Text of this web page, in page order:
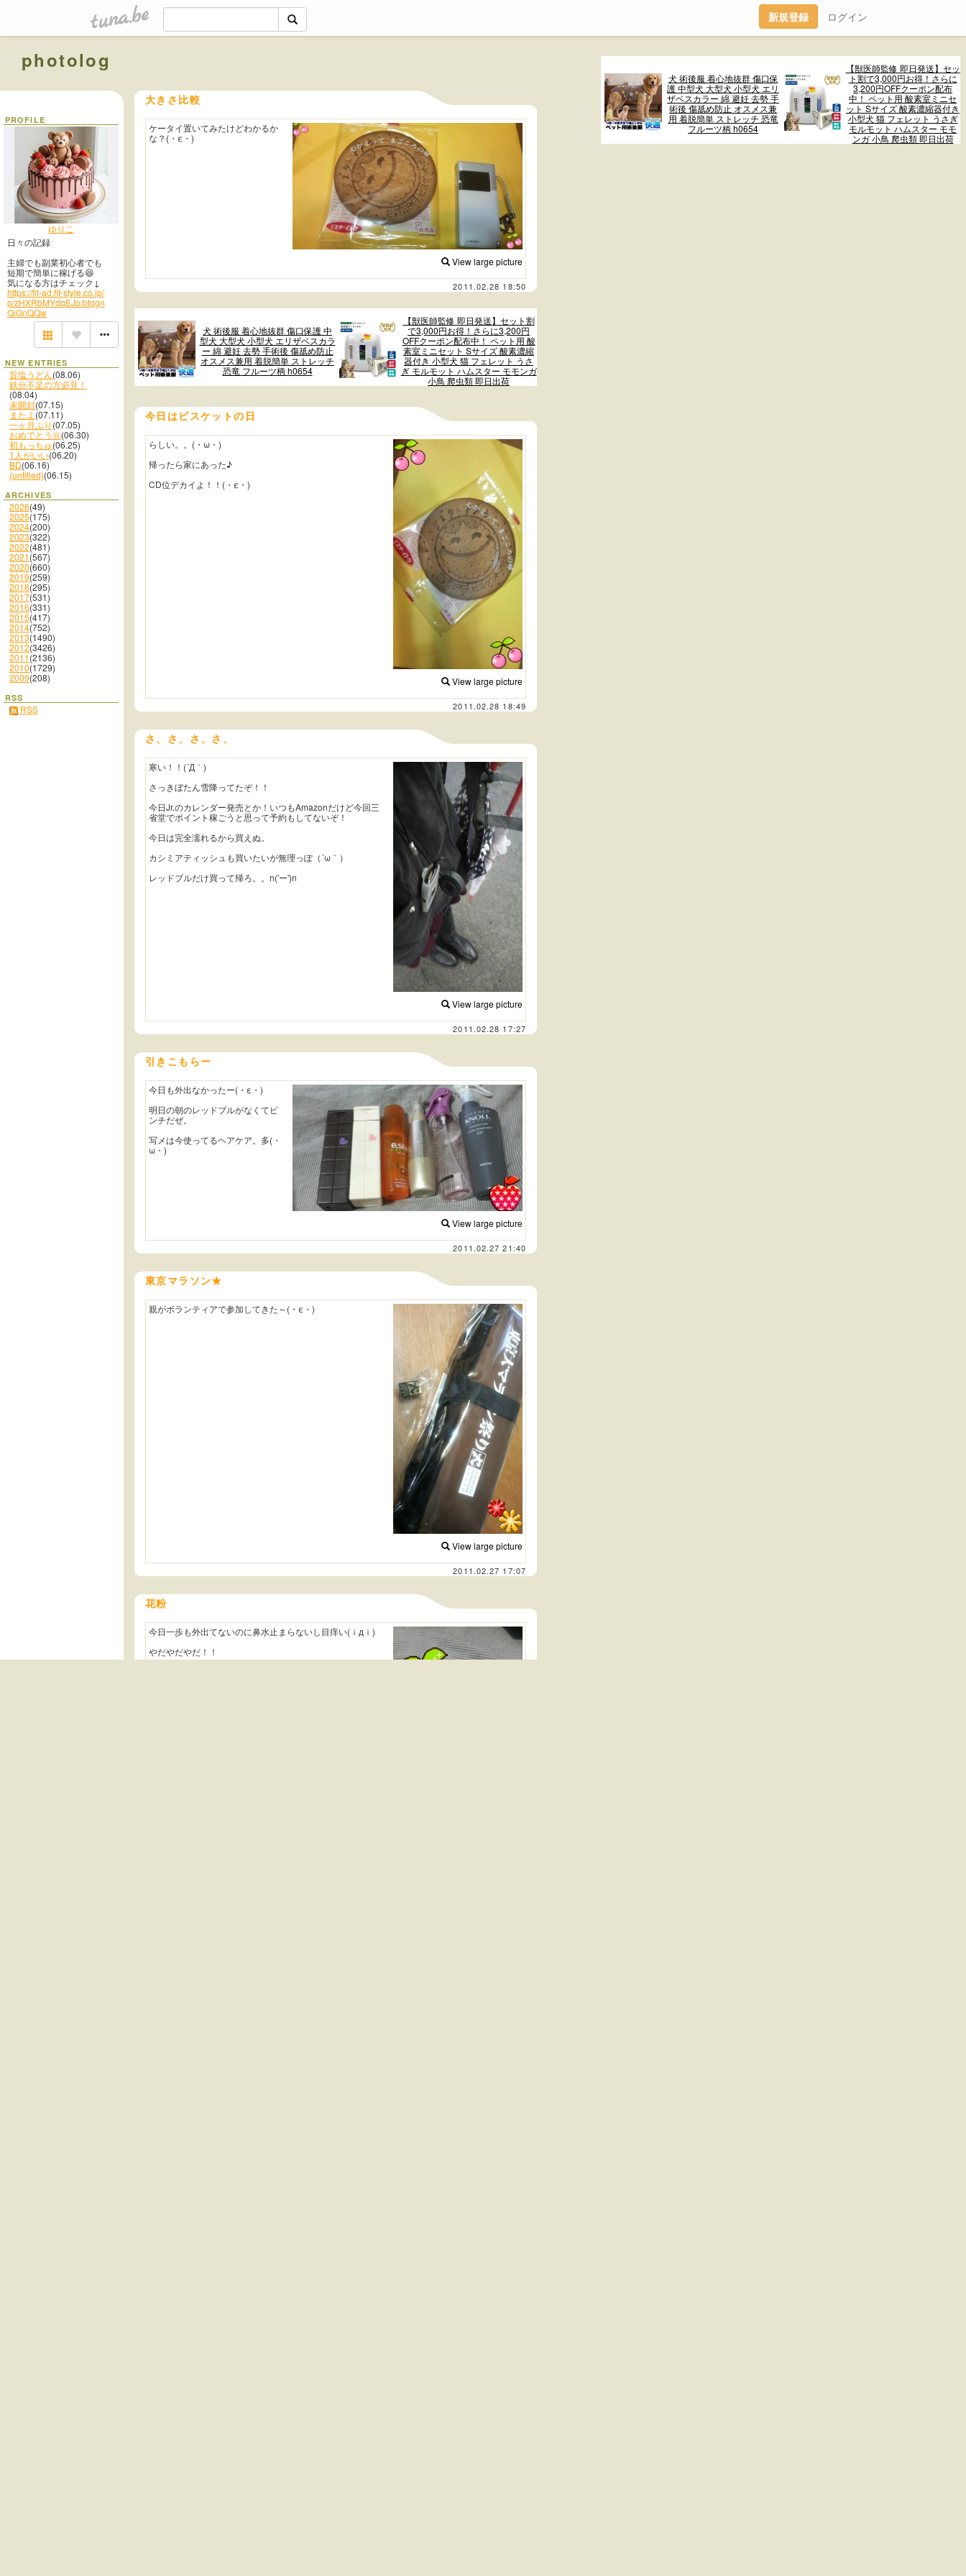
tuna.be 新規登録 ログイン
犬 術後服 着心地抜群 傷口保
護 中型犬 大型犬 小型犬 エリ
ザベスカラー 綿 避妊 去勢 手
術後 傷舐め防止 オスメス兼
用 着脱簡単 ストレッチ 恐竜
フルーツ柄 h0654
【獣医師監修 即日発送】セッ
ト割で3,000円お得！さらに
3,200円OFFクーポン配布
中！ ペット用 酸素室ミニセ
ット Sサイズ 酸素濃縮器付き
小型犬 猫 フェレット うさぎ
モルモット ハムスター モモ
ンガ 小鳥 爬虫類 即日出荷
photolog
PROFILE
ゆりこ
日々の記録
主婦でも副業初心者でも
短期で簡単に稼げる😆
気になる方はチェック↓
https://fit-ad.fit-style.co.jp/
p/zHXRbMYdqEJo/btqgn
QiGnQQw
NEW ENTRIES
旨塩うどん(08.06)
鉄分不足の方必見！
(08.04)
未開封(07.15)
またよ(07.11)
一ヶ月ぶり (07.05)
おめでとう㊗️(06.30)
初もっちゅ(06.25)
1人がいい(06.20)
BD(06.16)
(untitled)(06.15)
ARCHIVES
2026(49)
2025(175)
2024(200)
2023(322)
2022(481)
2021(567)
2020(660)
2019(259)
2018(295)
2017(531)
2016(331)
2015(417)
2014(752)
2013(1490)
2012(3426)
2011(2136)
2010(1729)
2009(208)
RSS
RSS
大きさ比較
View large picture
ケータイ置いてみたけどわかるか
な？(・ε・)
2011.02.28 18:50
犬 術後服 着心地抜群 傷口保護 中
型犬 大型犬 小型犬 エリザベスカラ
ー 綿 避妊 去勢 手術後 傷舐め防止
オスメス兼用 着脱簡単 ストレッチ
恐竜 フルーツ柄 h0654
【獣医師監修 即日発送】セット割
で3,000円お得！さらに3,200円
OFFクーポン配布中！ ペット用 酸
素室ミニセット Sサイズ 酸素濃縮
器付き 小型犬 猫 フェレット うさ
ぎ モルモット ハムスター モモンガ
小鳥 爬虫類 即日出荷
今日はビスケットの日
View large picture
らしい。。(・ω・)
帰ったら家にあった♪
CD位デカイよ！！(・ε・)
2011.02.28 18:49
さ、さ、さ、さ、
View large picture
寒い！！(´Д｀)
さっきぼたん雪降ってたぞ！！
今日Jr.のカレンダー発売とか！いつもAmazonだけど今回三
省堂でポイント稼ごうと思って予約もしてないぞ！
今日は完全濡れるから買えぬ。
カシミアティッシュも買いたいが無理っぽ（´ω｀）
レッドブルだけ買って帰ろ。。n('ー')n
2011.02.28 17:27
引きこもらー
View large picture
今日も外出なかったー(・ε・)
明日の朝のレッドブルがなくてピ
ンチだぜ。
写メは今使ってるヘアケア。多(・
ω・)
2011.02.27 21:40
東京マラソン★
View large picture
親がボランティアで参加してきた～(・ε・)
2011.02.27 17:07
花粉
今日一歩も外出てないのに鼻水止まらないし目痒い(ｉдｉ)
やだやだやだ！！